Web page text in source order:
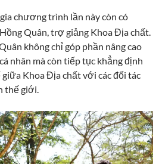
chương trình lần này còn có
Quân, trợ giảng Khoa Địa chất.
không chỉ góp phần nâng cao
nhân mà còn tiếp tục khẳng định
Khoa Địa chất với các đối tác
thế giới.